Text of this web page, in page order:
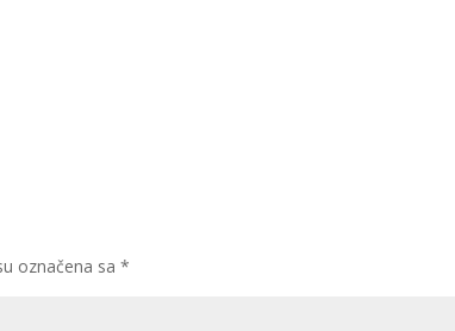
označena sa*